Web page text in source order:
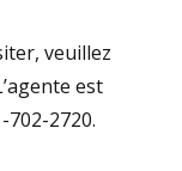
veuillez
est
2720.